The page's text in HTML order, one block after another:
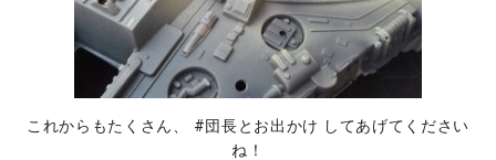
これからもたくさん、 #団長とお出かけ してあげてください
ね！